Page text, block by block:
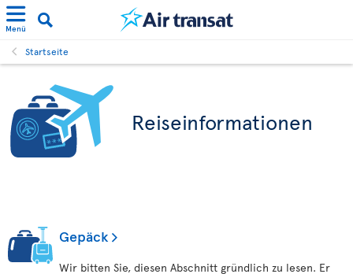
Menü
Startseite
Reiseinformationen
Gepäck
Wir bitten Sie, diesen Abschnitt gründlich zu lesen. Er